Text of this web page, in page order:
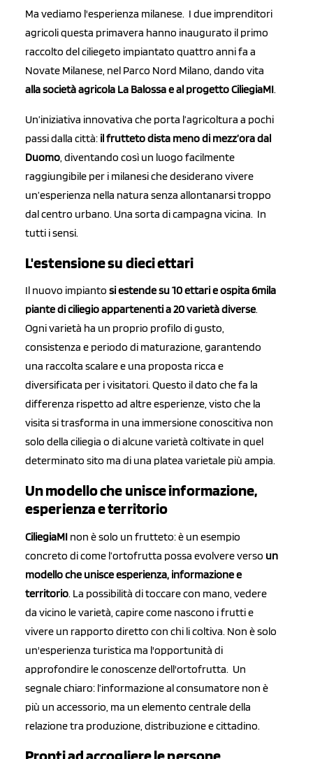
Ma vediamo l'esperienza milanese. I due imprenditori
agricoli questa primavera hanno inaugurato il primo
raccolto del ciliegeto impiantato quattro anni fa a
Novate Milanese, nel Parco Nord Milano, dando vita
alla società agricola La Balossa e al progetto CiliegiaMI.
Un’iniziativa innovativa che porta l’agricoltura a pochi
passi dalla città: il frutteto dista meno di mezz’ora dal
Duomo, diventando così un luogo facilmente
raggiungibile per i milanesi che desiderano vivere
un’esperienza nella natura senza allontanarsi troppo
dal centro urbano. Una sorta di campagna vicina. In
tutti i sensi.
L'estensione su dieci ettari
Il nuovo impianto si estende su 10 ettari e ospita 6mila
piante di ciliegio appartenenti a 20 varietà diverse.
Ogni varietà ha un proprio profilo di gusto,
consistenza e periodo di maturazione, garantendo
una raccolta scalare e una proposta ricca e
diversificata per i visitatori. Questo il dato che fa la
differenza rispetto ad altre esperienze, visto che la
visita si trasforma in una immersione conoscitiva non
solo della ciliegia o di alcune varietà coltivate in quel
determinato sito ma di una platea varietale più ampia.
Un modello che unisce informazione,
esperienza e territorio
CiliegiaMI non è solo un frutteto: è un esempio
concreto di come l’ortofrutta possa evolvere verso un
modello che unisce esperienza, informazione e
territorio. La possibilità di toccare con mano, vedere
da vicino le varietà, capire come nascono i frutti e
vivere un rapporto diretto con chi li coltiva. Non è solo
un'esperienza turistica ma l'opportunità di
approfondire le conoscenze dell'ortofrutta. Un
segnale chiaro: l’informazione al consumatore non è
più un accessorio, ma un elemento centrale della
relazione tra produzione, distribuzione e cittadino.